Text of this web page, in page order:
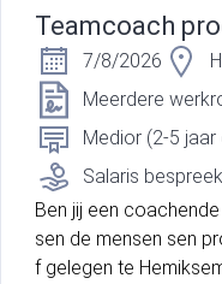
dringend op zoek
en volcontinu
Teamcoach
7/8/2026
Meerdere
Medior (2-5 jaar
Salaris
Ben jij een
sen de mensen sen
f gelegen te